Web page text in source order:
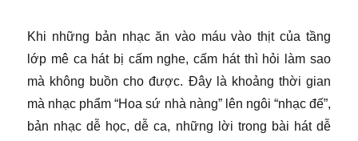
Khi những bản nhạc ăn vào máu vào thịt của tầng
lớp mê ca hát bị cấm nghe, cấm hát thì hỏi làm sao
mà không buồn cho được. Đây là khoảng thời gian
mà nhạc phẩm “Hoa sứ nhà nàng” lên ngôi “nhạc đế”,
bản nhạc dễ học, dễ ca, những lời trong bài hát dễ